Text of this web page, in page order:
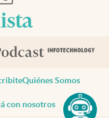
Quiénes Somos
con nosotros